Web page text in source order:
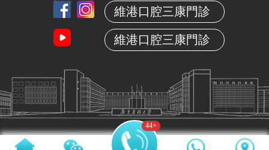
維港口腔三康門診
維港口腔三康門診
44+